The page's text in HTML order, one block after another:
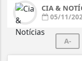
CIA &
05/11/
A-